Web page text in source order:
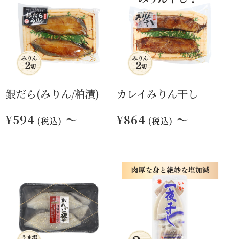
銀だら(みりん/粕漬)
¥594 (税込) ～
カレイみりん干し
¥864 (税込) ～